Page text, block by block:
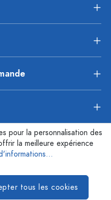
pour la personnalisation des
la meilleure expérience
tous les cookies